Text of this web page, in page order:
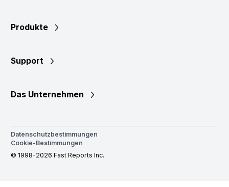
Produkte
Support
Das Unternehmen
Datenschutzbestimmungen
Cookie-Bestimmungen
© 1998-2026 Fast Reports Inc.